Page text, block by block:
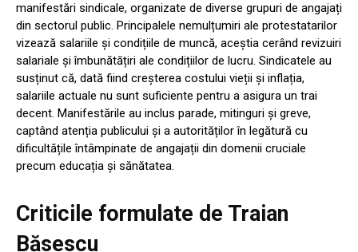
manifestări sindicale, organizate de diverse grupuri de angajați
din sectorul public. Principalele nemulțumiri ale protestatarilor
vizează salariile și condițiile de muncă, aceștia cerând revizuiri
salariale și îmbunătățiri ale condițiilor de lucru. Sindicatele au
susținut că, dată fiind creșterea costului vieții și inflația,
salariile actuale nu sunt suficiente pentru a asigura un trai
decent. Manifestările au inclus parade, mitinguri și greve,
captând atenția publicului și a autorităților în legătură cu
dificultățile întâmpinate de angajații din domenii cruciale
precum educația și sănătatea.
Criticile formulate de Traian
Băsescu